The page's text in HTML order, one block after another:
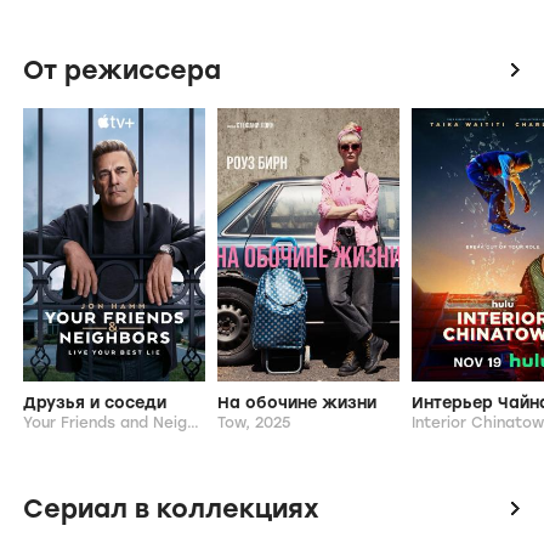
От режиссера icon
Друзья и соседи
Your Friends and Neighbors, 2025-...
На обочине жизни
Tow, 2025
Интерьер
Interior
Сериал в коллекциях icon